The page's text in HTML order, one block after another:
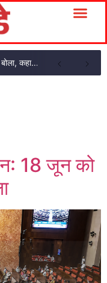
राहुल गांधी ने कार की टंकी खोलकर E20 पर हमला बोला, कहा- पूरी दाल ही काली है
18 जून को